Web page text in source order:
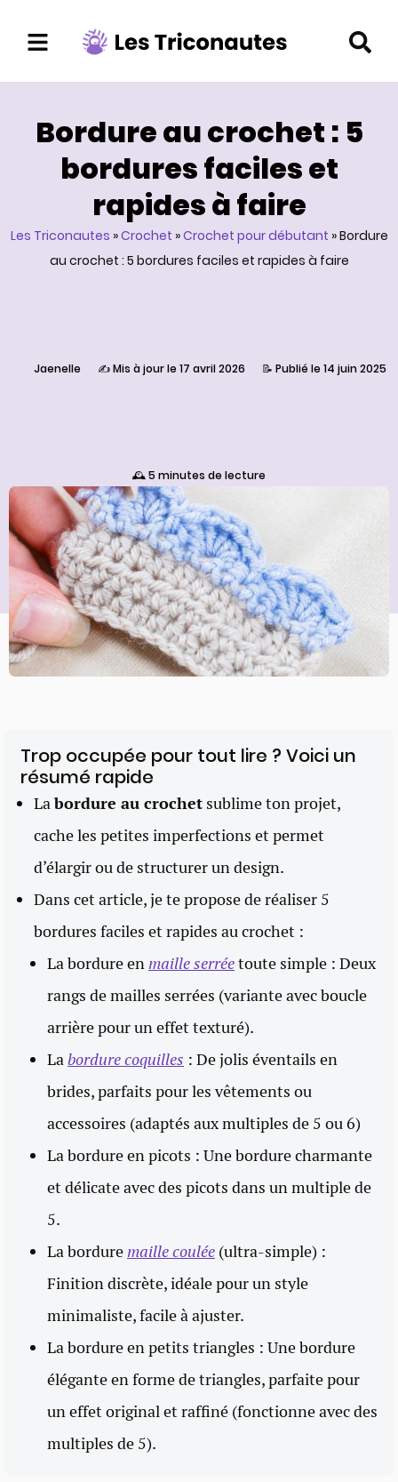
Aller
au
Bordure au crochet : 5
bordures faciles et
rapides à faire
Les Triconautes »Crochet »Crochet pour débutant »Bordure
au crochet : 5 bordures faciles et rapides à faire
Jaenelle ✍️ Mis à jour le 17 avril 2026 📝 Publié le 14 juin 2025
🕰️ 5 minutes de lecture
Trop occupée pour tout lire ? Voici un
résumé rapide
Labordure au crochet sublime ton projet,
cache les petites imperfections et permet
d’élargir ou de structurer un design.
Dans cet article, je te propose de réaliser 5
bordures faciles et rapides au crochet :
La bordure en maille serréetoute simple : Deux
rangs de mailles serrées (variante avec boucle
arrière pour un effet texturé).
Labordure coquilles : De jolis éventails en
brides, parfaits pour les vêtements ou
accessoires (adaptés aux multiples de 5 ou 6)
La bordure en picots : Une bordure charmante
et délicate avec des picots dans un multiple de
5.
La bordure maille coulée (ultra-simple) :
Finition discrète, idéale pour un style
minimaliste, facile à ajuster.
La bordure en petits triangles : Une bordure
élégante en forme de triangles, parfaite pour
un effet original et raffiné (fonctionne avec des
multiples de 5).